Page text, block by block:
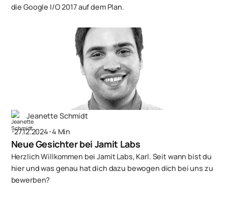
die Google I/O 2017 auf dem Plan.
Jeanette Schmidt
･27.12.2024･4 Min
Neue Gesichter bei Jamit Labs
Herzlich Willkommen bei Jamit Labs, Karl. Seit wann bist du
hier und was genau hat dich dazu bewogen dich bei uns zu
bewerben?